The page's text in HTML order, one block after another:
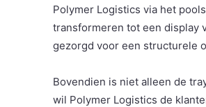
Polymer Logistics via het
transformeren tot een display
gezorgd voor een structurele
Bovendien is niet alleen de
wil Polymer Logistics de